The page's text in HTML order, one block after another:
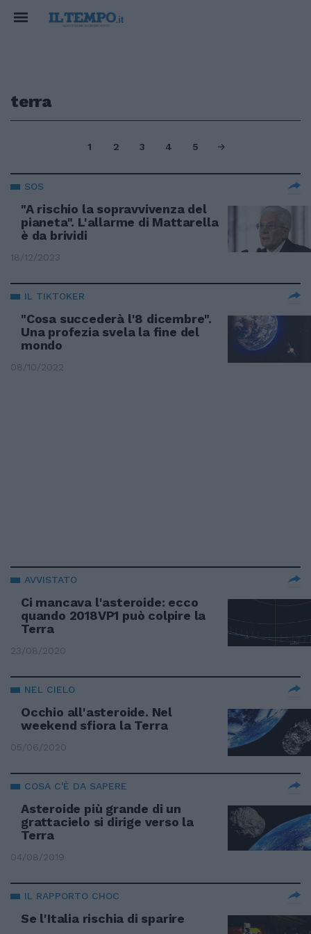
terra
1 2 3 4 5
SOS
"A rischio la sopravvivenza del
pianeta". L'allarme di Mattarella
è da brividi
18/12/2023
IL TIKTOKER
"Cosa succederà l'8 dicembre".
Una profezia svela la fine del
mondo
08/10/2022
AVVISTATO
Ci mancava l'asteroide: ecco
quando 2018VP1 può colpire la
Terra
23/08/2020
NEL CIELO
Occhio all'asteroide. Nel
weekend sfiora la Terra
05/06/2020
COSA C'È DA SAPERE
Asteroide più grande di un
grattacielo si dirige verso la
Terra
04/08/2019
IL RAPPORTO CHOC
Se l'Italia rischia di sparire